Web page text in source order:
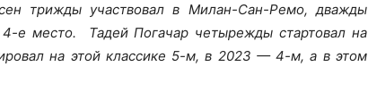
трижды участвовал в Милан-Сан-Ремо, дважды
е место. Тадей Погачар четырежды стартовал на
на этой классике 5-м, в 2023 — 4-м, а в этом